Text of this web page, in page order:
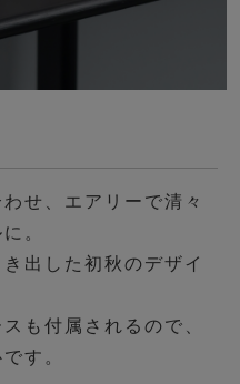
せ、エアリーで清々
。
出した初秋のデザイ
も付属されるので、
す。